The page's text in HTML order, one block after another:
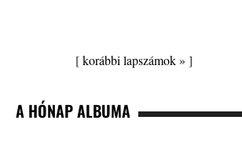
[korábbi lapszámok » ]
A HÓNAP ALBUMA